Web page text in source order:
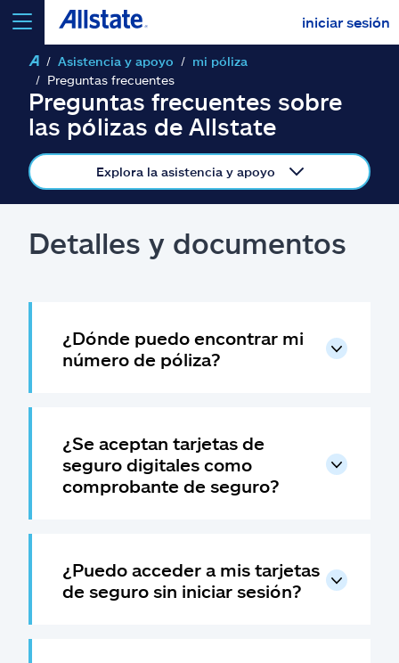
iniciar sesión
seleccionar un producto para
Select a Product
continuar una cotización
Seguros y más
Recursos
Asistencia y apoyo
Buscar agente
Ashburn, VA 20146
Asistencia y apoyo
mi póliza
Preguntas frecuentes
Preguntas frecuentes sobre
las pólizas de Allstate
Explora la asistencia y apoyo
Detalles y documentos
¿Dónde puedo encontrar mi
número de póliza?
¿Se aceptan tarjetas de
seguro digitales como
comprobante de seguro?
¿Puedo acceder a mis tarjetas
de seguro sin iniciar sesión?